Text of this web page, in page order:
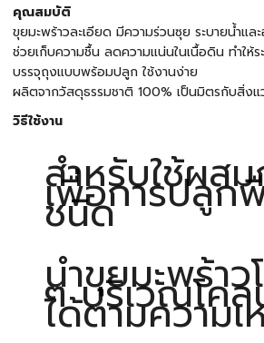
คุณสมบัติ
ขุยมะพร้าวละเอียด มีความร่วนซุย ระบายน้ำแล
ช่วยเก็บความชื้น ลดความแน่นในเนื้อดิน ทำให้ร
บรรจุถุงแบบพร้อมปลูก ใช้งานง่าย
ผลิตจากวัสดุธรรมชาติ 100% เป็นมิตรกับสิ่ง
วิธีใช้งาน
สำหรับใช้ผส
เพื่อการปลูก
ชนิด
นำขุยมะพร้าว
ๆ บริเวณโค
ได้ตามความเ